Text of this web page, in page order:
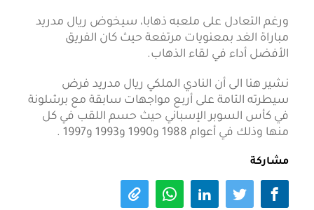
ورغم التعادل على ملعبه ذهابا، سيخوض ريال مدريد
مباراة الغد بمعنويات مرتفعة حيث كان الفريق
الأفضل أداء في لقاء الذهاب.
نشير هنا الى أن النادي الملكي ريال مدريد فرض
سيطرته التامة على أربع مواجهات سابقة مع برشلونة
في كأس السوبر الإسباني حيث حسم اللقب في كل
منها وذلك في أعوام 1988 و1990 و1993 و1997 .
مشاركة